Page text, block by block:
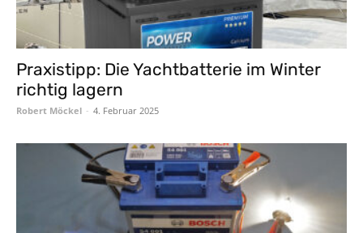
Praxistipp: Die Yachtbatterie im Winter
richtig lagern
Robert Möckel - 4. Februar 2025